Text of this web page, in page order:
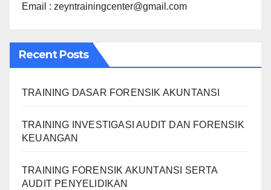
Email : zeyntrainingcenter@gmail.com
Recent Posts
TRAINING DASAR FORENSIK AKUNTANSI
TRAINING INVESTIGASI AUDIT DAN FORENSIK
KEUANGAN
TRAINING FORENSIK AKUNTANSI SERTA
AUDIT PENYELIDIKAN